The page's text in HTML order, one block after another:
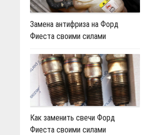
Замена антифриза на Форд
Фиеста своими силами
Как заменить свечи Форд
Фиеста своими силами